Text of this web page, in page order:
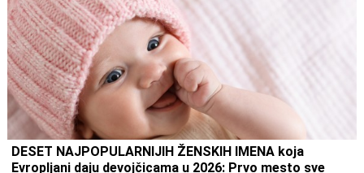
DESET NAJPOPULARNIJIH ŽENSKIH IMENA koja
Evropljani daju devojčicama u 2026: Prvo mesto sve